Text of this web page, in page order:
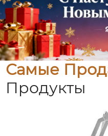
Самые
Продукты